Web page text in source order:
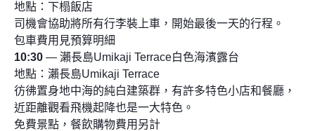
地點：下榻飯店
司機會協助將所有行李裝上車，開始最後一天的行程。
包車費用見預算明細
10:30 — 瀨長島Umikaji Terrace白色海濱露台
地點：瀨長島Umikaji Terrace
彷彿置身地中海的純白建築群，有許多特色小店和餐廳，
近距離觀看飛機起降也是一大特色。
免費景點，餐飲購物費用另計